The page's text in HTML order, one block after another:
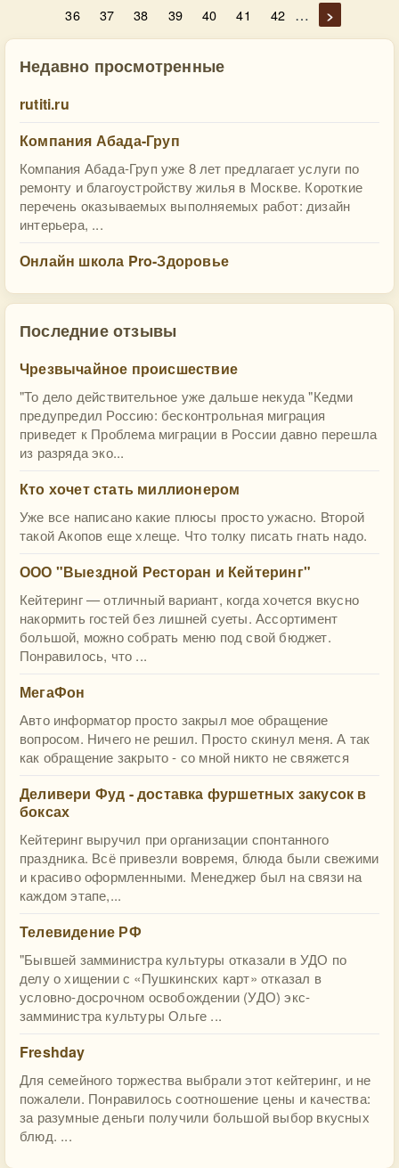
36
37 38 39 40 41 42 … >
Недавно просмотренные
rutiti.ru
Компания Абада-Груп
Компания Абада-Груп уже 8 лет предлагает услуги по
ремонту и благоустройству жилья в Москве. Короткие
перечень оказываемых выполняемых работ: дизайн
интерьера, ...
Онлайн школа Pro-Здоровье
Последние отзывы
Чрезвычайное происшествие
"То дело действительное уже дальше некуда "Кедми
предупредил Россию: бесконтрольная миграция
приведет к Проблема миграции в России давно перешла
из разряда эко...
Кто хочет стать миллионером
Уже все написано какие плюсы просто ужасно. Второй
такой Акопов еще хлеще. Что толку писать гнать надо.
ООО "Выездной Ресторан и Кейтеринг"
Кейтеринг — отличный вариант, когда хочется вкусно
накормить гостей без лишней суеты. Ассортимент
большой, можно собрать меню под свой бюджет.
Понравилось, что ...
МегаФон
Авто информатор просто закрыл мое обращение
вопросом. Ничего не решил. Просто скинул меня. А так
как обращение закрыто - со мной никто не свяжется
Деливери Фуд - доставка фуршетных закусок в
боксах
Кейтеринг выручил при организации спонтанного
праздника. Всё привезли вовремя, блюда были свежими
и красиво оформленными. Менеджер был на связи на
каждом этапе,...
Телевидение РФ
"Бывшей замминистра культуры отказали в УДО по
делу о хищении с «Пушкинских карт» отказал в
условно-досрочном освобождении (УДО) экс-
замминистра культуры Ольге ...
Freshday
Для семейного торжества выбрали этот кейтеринг, и не
пожалели. Понравилось соотношение цены и качества:
за разумные деньги получили большой выбор вкусных
блюд. ...